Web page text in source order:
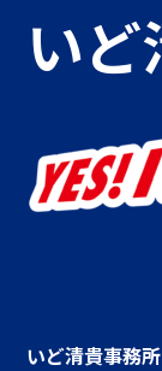
いど
いど清貴事務所